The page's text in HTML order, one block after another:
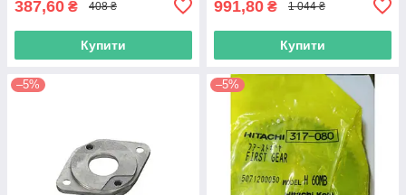
387,60 ₴ 408 ₴
Купити
991,80 ₴ 1 044 ₴
Купити
–5% –5%